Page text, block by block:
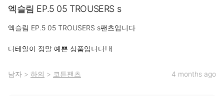
엑슬림 EP.5 05 TROUSERS s
엑슬림 EP.5 05 TROUSERS s팬츠입니다
디테일이 정말 예쁜 상품입니다!ㅐ
남자 > 하의 > 코튼팬츠 4 months ago